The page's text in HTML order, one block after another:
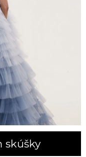
skúšky